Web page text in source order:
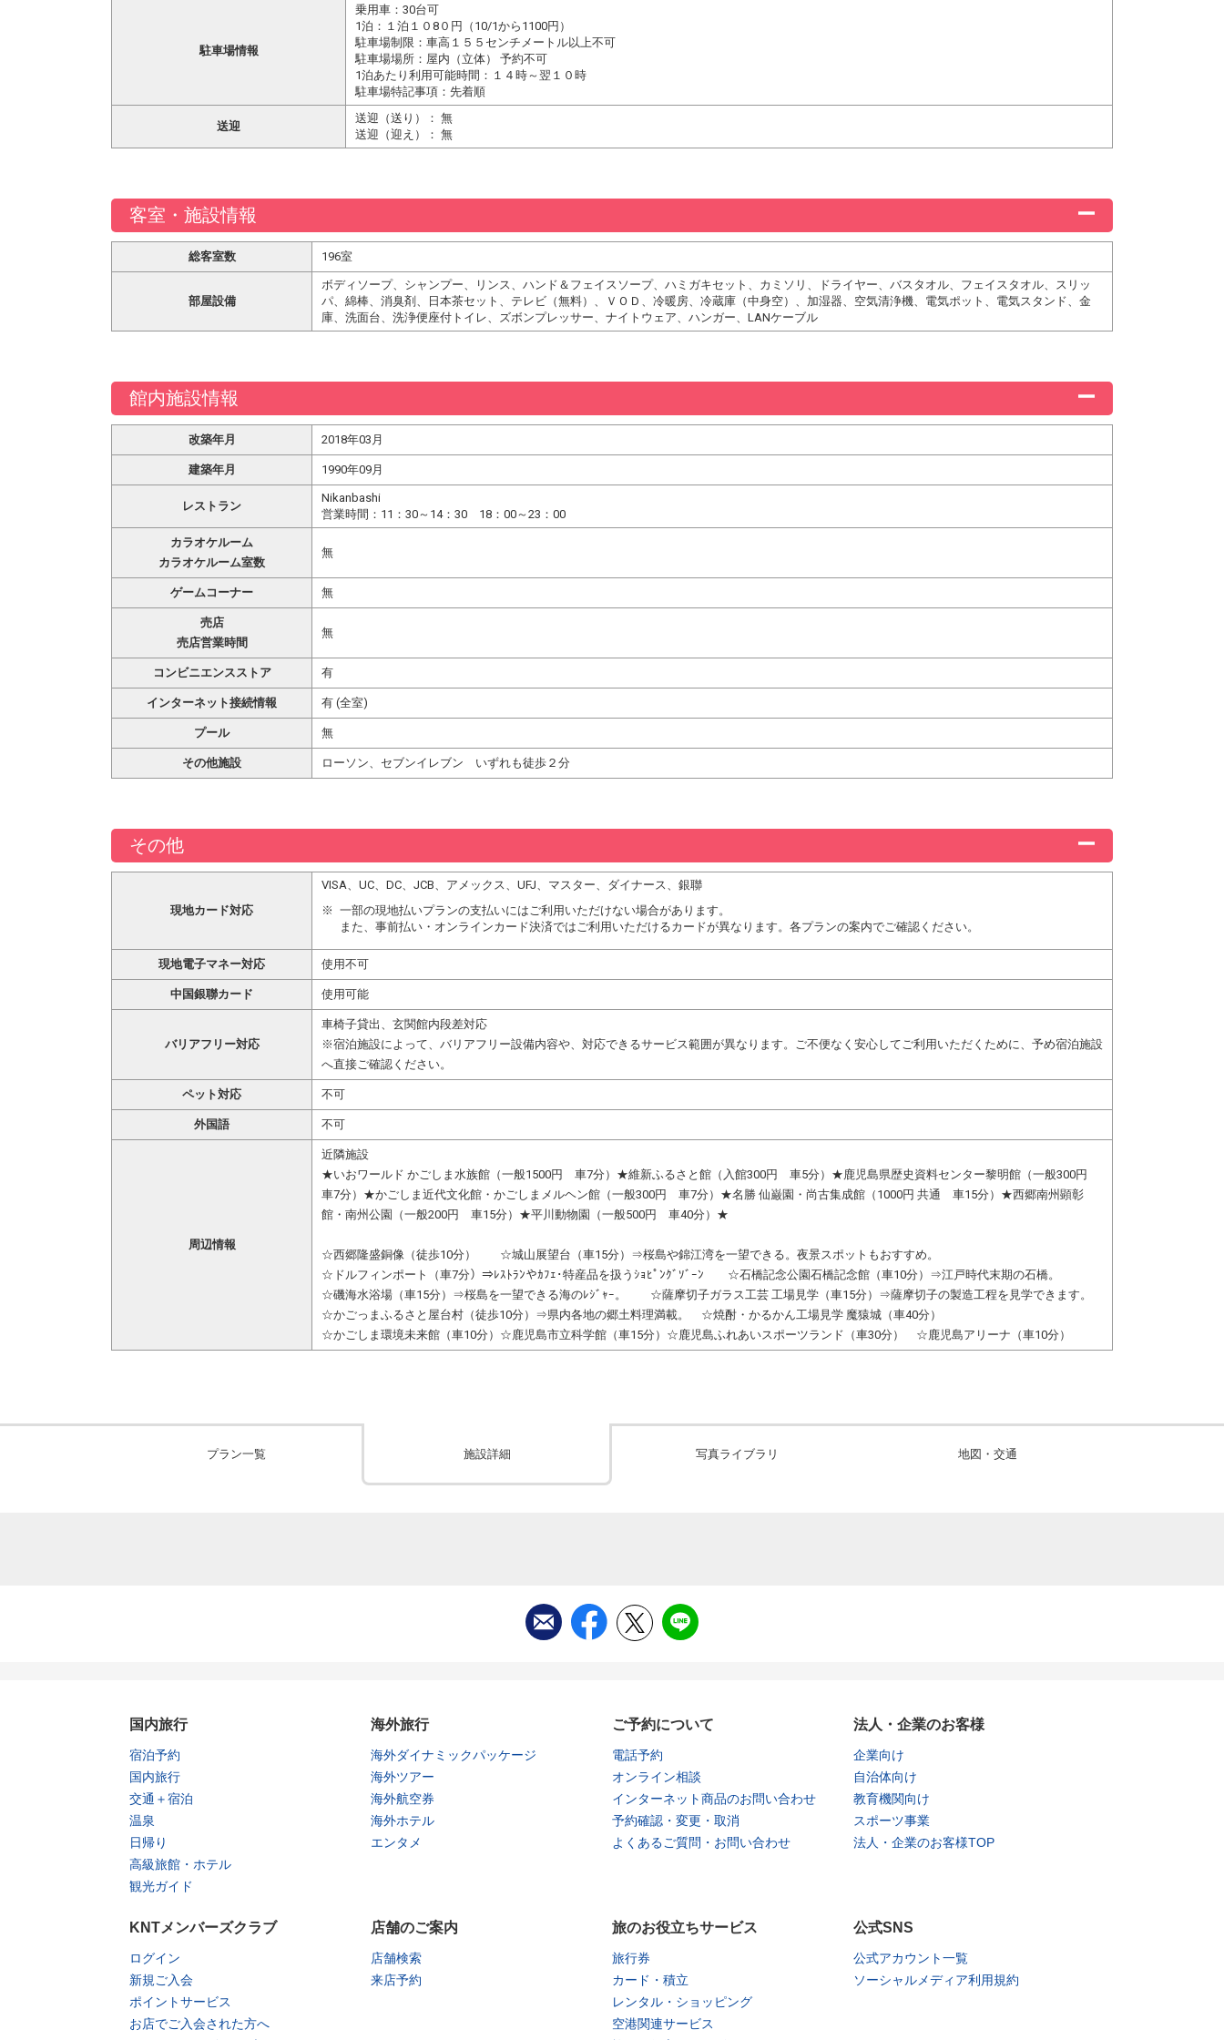
駐車場情報
乗用車：30台可
1泊：１泊１０8０円（10/1から1100円）
駐車場制限：車高１５５センチメートル以上不可
駐車場場所：屋内（立体） 予約不可
1泊あたり利用可能時間：１４時～翌１０時
駐車場特記事項：先着順
送迎
送迎（送り）： 無
送迎（迎え）： 無
客室・施設情報
総客室数 196室
部屋設備
ボディソープ、シャンプー、リンス、ハンド＆フェイスソープ、ハミガキセット、カミソリ、ドライヤー、バスタオル、フェイスタオル、スリッ
パ、綿棒、消臭剤、日本茶セット、テレビ（無料）、ＶＯＤ、冷暖房、冷蔵庫（中身空）、加湿器、空気清浄機、電気ポット、電気スタンド、金
庫、洗面台、洗浄便座付トイレ、ズボンプレッサー、ナイトウェア、ハンガー、LANケーブル
館内施設情報
改築年月 2018年03月
建築年月 1990年09月
レストラン
Nikanbashi
営業時間：11：30～14：30 18：00～23：00
カラオケルーム
カラオケルーム室数
無
ゲームコーナー 無
売店
売店営業時間
無
コンビニエンスストア 有
インターネット接続情報 有 (全室)
プール 無
その他施設 ローソン、セブンイレブン いずれも徒歩２分
その他
現地カード対応
VISA、UC、DC、JCB、アメックス、UFJ、マスター、ダイナース、銀聯
一部の現地払いプランの支払いにはご利用いただけない場合があります。
また、事前払い・オンラインカード決済ではご利用いただけるカードが異なります。各プランの案内でご確認ください。
現地電子マネー対応 使用不可
中国銀聯カード 使用可能
バリアフリー対応
車椅子貸出、玄関館内段差対応
※宿泊施設によって、バリアフリー設備内容や、対応できるサービス範囲が異なります。ご不便なく安心してご利用いただくために、予め宿泊施設
へ直接ご確認ください。
ペット対応 不可
外国語 不可
周辺情報
近隣施設
★いおワールド かごしま水族館（一般1500円 車7分）★維新ふるさと館（入館300円 車5分）★鹿児島県歴史資料センター黎明館（一般300円
車7分）★かごしま近代文化館・かごしまメルヘン館（一般300円 車7分）★名勝 仙巌園・尚古集成館（1000円 共通 車15分）★西郷南州顕彰
館・南州公園（一般200円 車15分）★平川動物園（一般500円 車40分）★
☆西郷隆盛銅像（徒歩10分） ☆城山展望台（車15分）⇒桜島や錦江湾を一望できる。夜景スポットもおすすめ。
☆ドルフィンポート（車7分）⇒ﾚｽﾄﾗﾝやｶﾌｪ･特産品を扱うｼｮﾋﾟﾝｸﾞｿﾞｰﾝ ☆石橋記念公園石橋記念館（車10分）⇒江戸時代末期の石橋。
☆磯海水浴場（車15分）⇒桜島を一望できる海のﾚｼﾞｬｰ。 ☆薩摩切子ガラス工芸 工場見学（車15分）⇒薩摩切子の製造工程を見学できます。
☆かごっまふるさと屋台村（徒歩10分）⇒県内各地の郷土料理満載。 ☆焼酎・かるかん工場見学 魔猿城（車40分）
☆かごしま環境未来館（車10分）☆鹿児島市立科学館（車15分）☆鹿児島ふれあいスポーツランド（車30分） ☆鹿児島アリーナ（車10分）
プラン一覧 施設詳細 写真ライブラリ 地図・交通
国内旅行
宿泊予約
国内旅行
交通＋宿泊
温泉
日帰り
高級旅館・ホテル
観光ガイド
海外旅行
海外ダイナミックパッケージ
海外ツアー
海外航空券
海外ホテル
エンタメ
ご予約について
電話予約
オンライン相談
インターネット商品のお問い合わせ
予約確認・変更・取消
よくあるご質問・お問い合わせ
法人・企業のお客様
企業向け
自治体向け
教育機関向け
スポーツ事業
法人・企業のお客様TOP
KNTメンバーズクラブ
ログイン
新規ご入会
ポイントサービス
お店でご入会された方へ
店舗のご案内
店舗検索
来店予約
旅のお役立ちサービス
旅行券
カード・積立
レンタル・ショッピング
空港関連サービス
公式SNS
公式アカウント一覧
ソーシャルメディア利用規約